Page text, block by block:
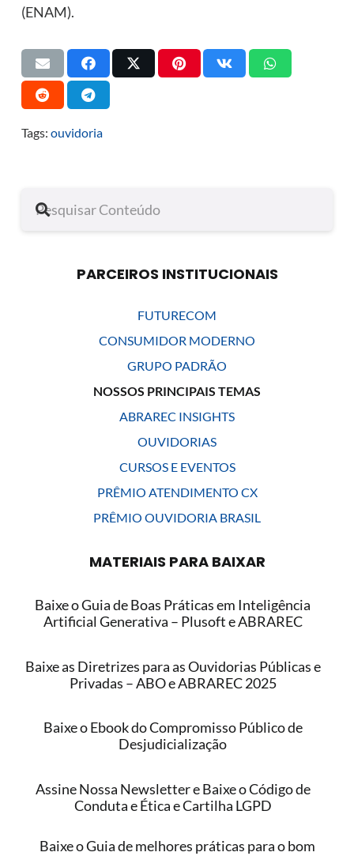
(ENAM).
Tags: ouvidoria
PARCEIROS INSTITUCIONAIS
FUTURECOM
CONSUMIDOR MODERNO
GRUPO PADRÃO
NOSSOS PRINCIPAIS TEMAS
ABRAREC INSIGHTS
OUVIDORIAS
CURSOS E EVENTOS
PRÊMIO ATENDIMENTO CX
PRÊMIO OUVIDORIA BRASIL
MATERIAIS PARA BAIXAR
Baixe o Guia de Boas Práticas em Inteligência
Artificial Generativa – Plusoft e ABRAREC
Baixe as Diretrizes para as Ouvidorias Públicas e
Privadas – ABO e ABRAREC 2025
Baixe o Ebook do Compromisso Público de
Desjudicialização
Assine Nossa Newsletter e Baixe o Código de
Conduta e Ética e Cartilha LGPD
Baixe o Guia de melhores práticas para o bom